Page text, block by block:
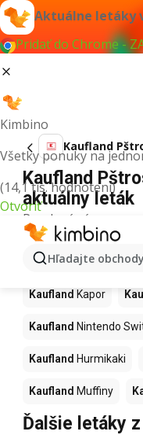
Aktuálne letáky
Pridať do Chrome -
Kimbino
Všetky ponuky na
(14,1 tis. hodnotení)
Otvoriť
Hľadajte
Kaufland
Kaufland
aktuálny leták
Pre daný výraz sme
Ďalšie
Kaufland
Kaufland Kapor
Kaufland Nintendo
Kaufland Hurmikaki
Kaufland Muffiny
Ďalšie letáky